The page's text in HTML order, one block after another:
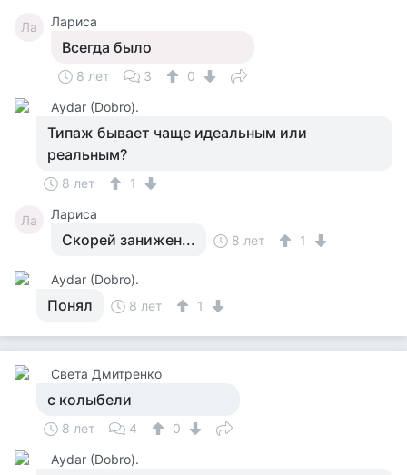
Ла Лариса
Всегда было
8 лет 3
0
Аydar (Dobro).
Типаж бывает чаще идеальным или
реальным?
8 лет 1
Ла Лариса
Скорей занижен... 8 лет 1
Аydar (Dobro).
Понял 8 лет 1
Света Дмитренко
с колыбели
8 лет 4
0
Аydar (Dobro).